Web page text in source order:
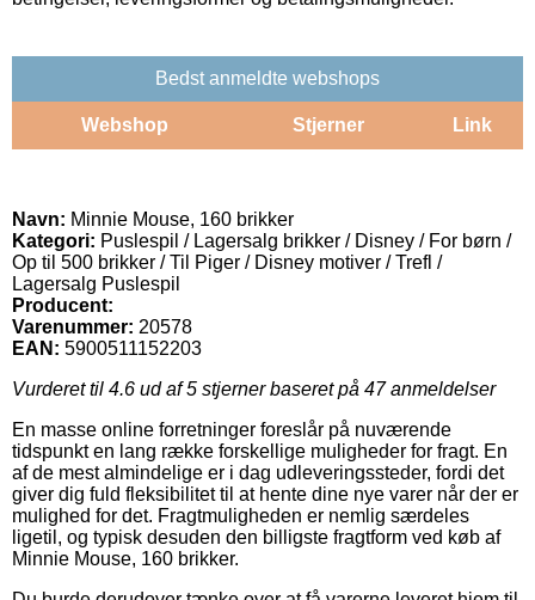
Bedst anmeldte webshops
Webshop Stjerner Link
Navn: Minnie Mouse, 160 brikker
Kategori: Puslespil / Lagersalg brikker / Disney / For børn /
Op til 500 brikker / Til Piger / Disney motiver / Trefl /
Lagersalg Puslespil
Producent:
Varenummer: 20578
EAN: 5900511152203
Vurderet til 4.6 ud af 5 stjerner baseret på 47anmeldelser
En masse online forretninger foreslår på nuværende
tidspunkt en lang række forskellige muligheder for fragt. En
af de mest almindelige er i dag udleveringssteder, fordi det
giver dig fuld fleksibilitet til at hente dine nye varer når der er
mulighed for det. Fragtmuligheden er nemlig særdeles
ligetil, og typisk desuden den billigste fragtform ved køb af
Minnie Mouse, 160 brikker.